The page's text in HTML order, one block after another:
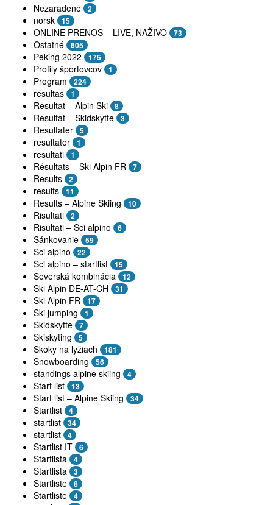
Nezaradené 2
norsk 15
ONLINE PRENOS – LIVE, NAŽIVO 73
Ostatné 605
Peking 2022 175
Profily športovcov 1
Program 224
resultas 1
Resultat – Alpin Ski 8
Resultat – Skidskytte 3
Resultater 5
resultater 1
resultati 1
Résultats – Ski Alpin FR 7
Results 2
results 11
Results – Alpine Skiing 10
Risultati 2
Risultati – Sci alpino 6
Sánkovanie 59
Sci alpino 22
Sci alpino – startlist 15
Severská kombinácia 12
Ski Alpin DE-AT-CH 31
Ski Alpin FR 17
Ski jumping 1
Skidskytte 7
Skiskyting 5
Skoky na lyžiach 181
Snowboarding 56
standings alpine skiing 4
Start list 13
Start list – Alpine Skiing 34
Startlist 4
startlist 34
startlist 4
Startlist IT 6
Startlista 4
Startlista 3
Startliste 8
Startliste 4